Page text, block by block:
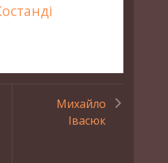
Михайло
Івасюк